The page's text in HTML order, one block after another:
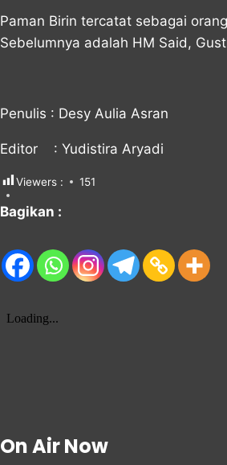
Paman Birin tercatat sebagai
Sebelumnya adalah HM Said,
Penulis : Desy Aulia Asran
Editor : Yudistira Aryadi
Viewers : 151
Bagikan :
On Air Now